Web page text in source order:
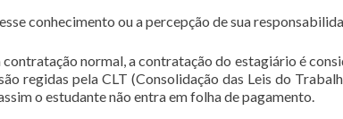
conhecimento ou a percepção de sua
normal, a contratação do estagiário é
regidas pela CLT (Consolidação das Leis do
o estudante não entra em folha de pagamento.